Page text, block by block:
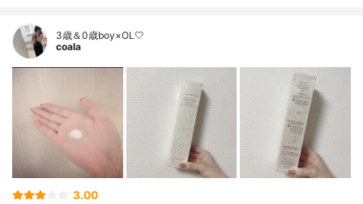
3歳＆0歳boy×OL🤍
coala
3.00